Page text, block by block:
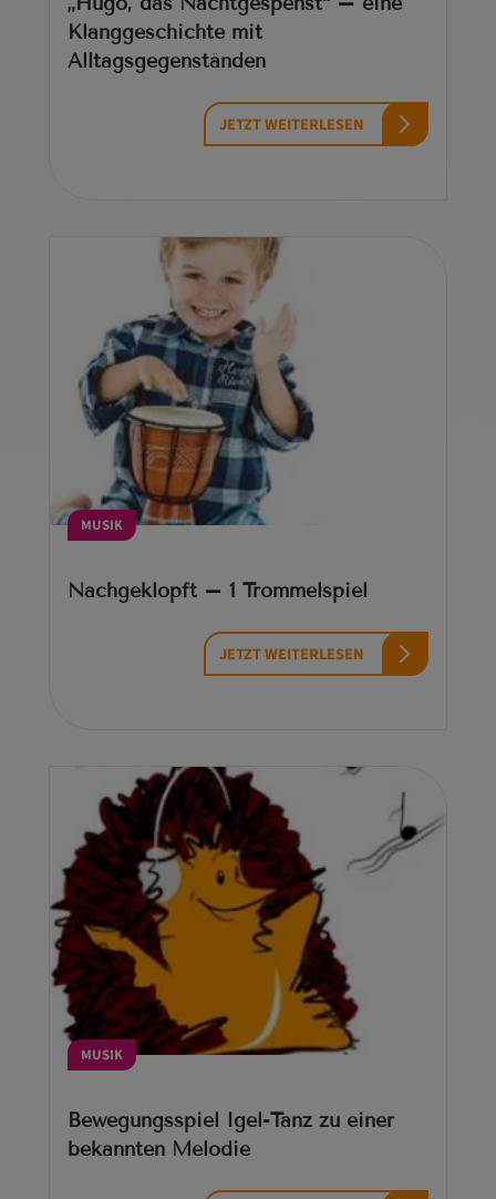
Klanggeschichte mit
Alltagsgegenständen
JETZT WEITERLESEN
MUSIK
Nachgeklopft – 1 Trommelspiel
JETZT WEITERLESEN
MUSIK
Bewegungsspiel Igel-Tanz zu einer
bekannten Melodie